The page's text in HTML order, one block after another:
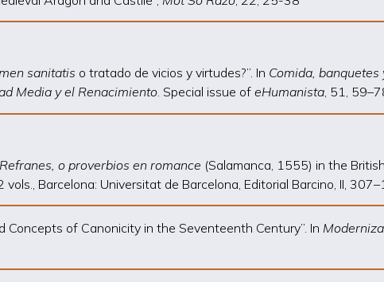
sanitatis o tratado de vicios y virtudes?”. In Comida, banquetes
Media y el Renacimiento. Special issue of eHumanista, 51, 59–
Refranes, o proverbios en romance (Salamanca, 1555) in the British
vols., Barcelona: Universitat de Barcelona, Editorial Barcino , II, 307–
Concepts of Canonicity in the Seventeenth Century”. In